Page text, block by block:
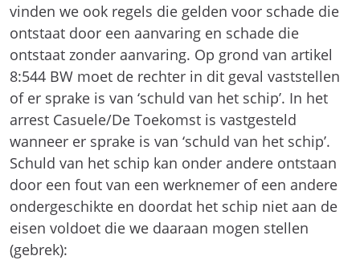
vinden we ook regels die gelden voor schade die
ontstaat door een aanvaring en schade die
ontstaat zonder aanvaring. Op grond van artikel
8:544 BW moet de rechter in dit geval vaststellen
of er sprake is van ‘schuld van het schip’. In het
arrest Casuele/De Toekomst is vastgesteld
wanneer er sprake is van ‘schuld van het schip’.
Schuld van het schip kan onder andere ontstaan
door een fout van een werknemer of een andere
ondergeschikte en doordat het schip niet aan de
eisen voldoet die we daaraan mogen stellen
(gebrek):